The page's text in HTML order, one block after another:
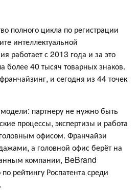
полного цикла по регистрации
интеллектуальной
работает с 2013 года и за это
более 40 тысяч товарных знаков.
и сегодня из 44 точек
партнеру не нужно быть
процессы, экспертизы и работа
офисом. Франчайзи
а головной офис берёт на
компании, BeBrand
рейтингу Роспатента среди